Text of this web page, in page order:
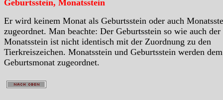
Geburtsstein, Monatsstein
Er wird keinem Monat als Geburtsstein oder auch
zugeordnet. Man beachte: Der Geburtsstein so wie auch der
Monatsstein ist nicht identisch mit der Zuordnung zu den
Tierkreiszeichen. Monatsstein und Geburtsstein werden dem
Geburtsmonat zugeordnet.